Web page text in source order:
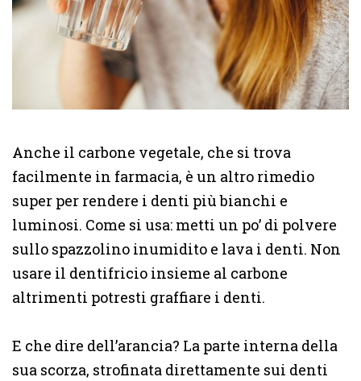
Anche il carbone vegetale, che si trova
facilmente in farmacia, è un altro rimedio
super per rendere i denti più bianchi e
luminosi. Come si usa: metti un po’ di polvere
sullo spazzolino inumidito e lava i denti. Non
usare il dentifricio insieme al carbone
altrimenti potresti graffiare i denti.
E che dire dell’arancia? La parte interna della
sua scorza, strofinata direttamente sui denti